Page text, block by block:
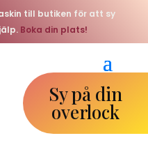
till butiken för att sy
Boka din plats!
Sy på din
overlock